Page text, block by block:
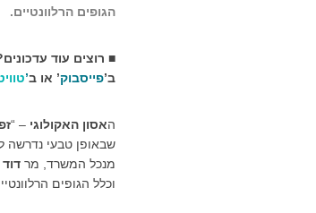
הגופים הרלוונטיים.
■ רוצים עוד
ב’פייסבוק’ או ב’
האסון האקולוגי – “
שבאופן טבעי נדרשה
מנכל המשרד, מרדוד
וכלל הגופים